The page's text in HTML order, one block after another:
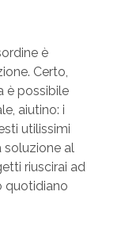
è
Certo,
è possibile
aiutino: i
utilissimi
soluzione al
riuscirai ad
quotidiano